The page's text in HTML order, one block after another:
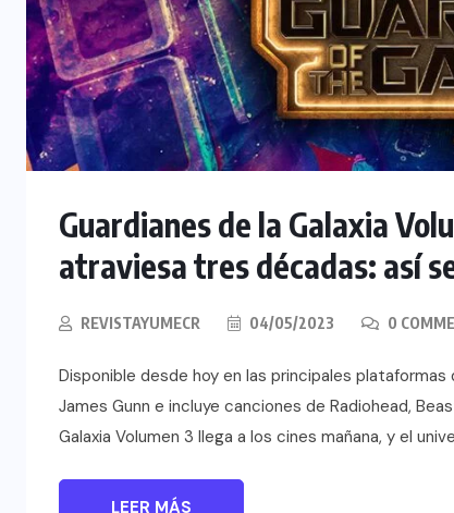
Guardianes de la Galaxia
atraviesa tres décadas: así
REVISTAYUMECR 04/05/2023 0
Disponible desde hoy en las principales
James Gunn e incluye canciones de Radiohead,
Galaxia Volumen 3 llega a los cines mañana, y el
LEER MÁS